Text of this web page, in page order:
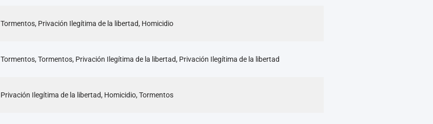
Tormentos, Privación Ilegítima de la libertad, Homicidio
Tormentos, Tormentos, Privación Ilegítima de la libertad, Privación Ilegítima de la libertad
Privación Ilegítima de la libertad, Homicidio, Tormentos